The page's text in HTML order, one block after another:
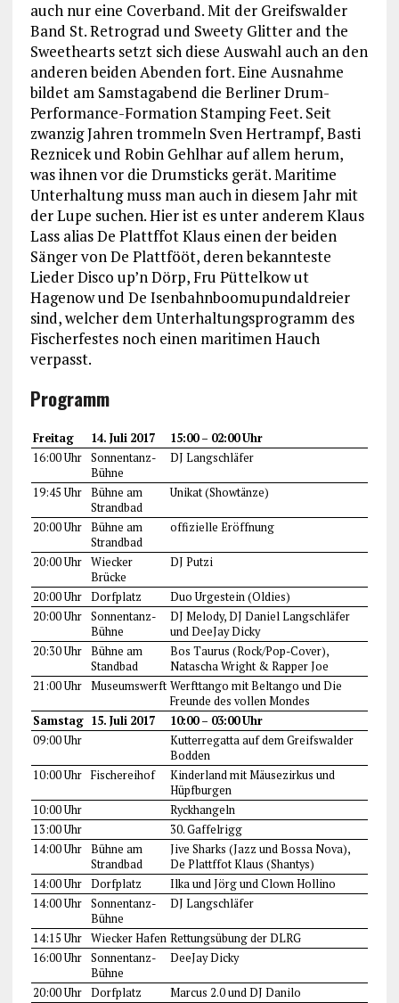
auch nur eine Coverband. Mit der Greifswalder
Band St. Retrograd und Sweety Glitter and the
Sweethearts setzt sich diese Auswahl auch an den
anderen beiden Abenden fort. Eine Ausnahme
bildet am Samstagabend die Berliner Drum-
Performance-Formation Stamping Feet. Seit
zwanzig Jahren trommeln Sven Hertrampf, Basti
Reznicek und Robin Gehlhar auf allem herum,
was ihnen vor die Drumsticks gerät. Maritime
Unterhaltung muss man auch in diesem Jahr mit
der Lupe suchen. Hier ist es unter anderem Klaus
Lass alias De Plattffot Klaus einen der beiden
Sänger von De Plattfööt, deren bekannteste
Lieder Disco up’n Dörp, Fru Püttelkow ut
Hagenow und De Isenbahnboomupundaldreier
sind, welcher dem Unterhaltungsprogramm des
Fischerfestes noch einen maritimen Hauch
verpasst.
Programm
Freitag 14. Juli 2017
15:00 – 02:00 Uhr
16:00 Uhr Sonnentanz-
Bühne
DJ Langschläfer
19:45 Uhr
Bühne am
Strandbad
Unikat (Showtänze)
20:00 Uhr
Bühne am
Strandbad
offizielle Eröffnung
20:00 Uhr
Wiecker
Brücke
DJ Putzi
20:00 Uhr Dorfplatz
Duo Urgestein (Oldies)
20:00 Uhr
Sonnentanz-
Bühne
DJ Melody, DJ Daniel Langschläfer
und DeeJay Dicky
20:30 Uhr
Bühne am
Standbad
Bos Taurus (Rock/Pop-Cover),
Natascha Wright & Rapper Joe
21:00 Uhr
Museumswerft Werfttango mit Beltango und Die
Freunde des vollen Mondes
Samstag
15. Juli 2017
10:00 – 03:00 Uhr
09:00 Uhr
Kutterregatta auf dem Greifswalder
Bodden
10:00 Uhr
Fischereihof
Kinderland mit Mäusezirkus und
Hüpfburgen
10:00 Uhr
Ryckhangeln
13:00 Uhr
30. Gaffelrigg
14:00 Uhr
Bühne am
Strandbad
Jive Sharks (Jazz und Bossa Nova),
De Plattffot Klaus (Shantys)
14:00 Uhr
Dorfplatz
Ilka und Jörg und Clown Hollino
14:00 Uhr
Sonnentanz-
Bühne
DJ Langschläfer
14:15 Uhr Wiecker Hafen Rettungsübung der DLRG
16:00 Uhr
Sonnentanz-
Bühne
DeeJay Dicky
20:00 Uhr Dorfplatz
Marcus 2.0 und DJ Danilo